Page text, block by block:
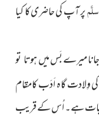
پر آپ کی حاضری کا کیا
میرے بَس میںہوتا تو
کی وِلادت گاہاَدَب کامقام
بات ہے۔ اُس کے قریب